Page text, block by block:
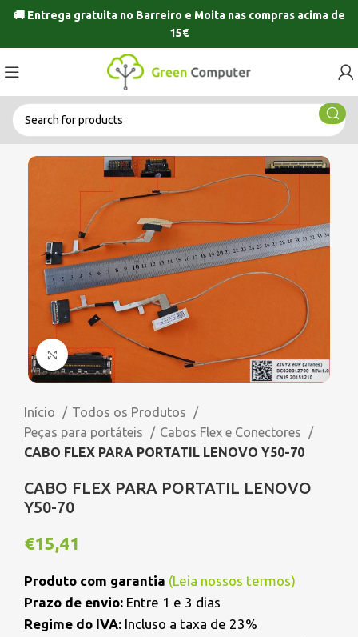
🚚 Entrega gratuita no Barreiro e Moitanas compras acima de
15€
Click to enlarge
Início
Todos os Produtos
Peças para portáteis
Cabos Flex e Conectores
CABO FLEX PARA PORTATIL LENOVO Y50-70
CABO FLEX PARA PORTATIL LENOVO
Y50-70
€15,41
Produto com garantia (Leia nossos termos)
Prazo de envio: Entre 1 e 3 dias
Regime do IVA: Incluso a taxa de 23%